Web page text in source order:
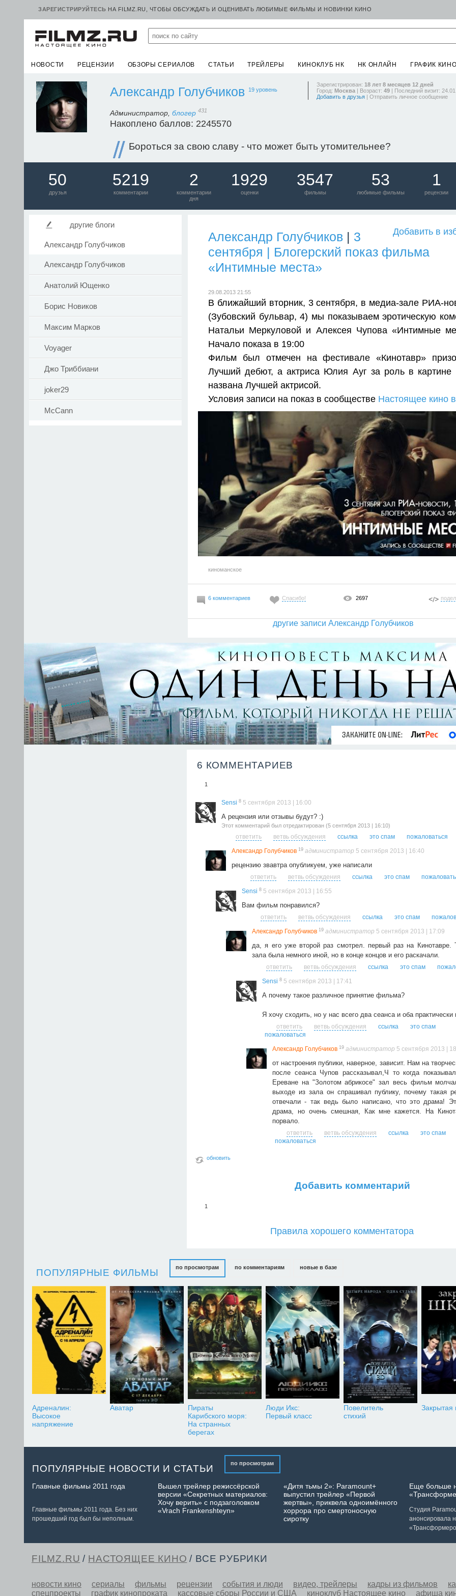
ЗАРЕГИСТРИРУЙТЕСЬ НА FILMZ.RU, ЧТОБЫ ОБСУЖДАТЬ И ОЦЕНИВАТЬ ЛЮБИМЫЕ ФИЛЬМЫ И НОВИНКИ КИНО
НОВОСТИ РЕЦЕНЗИИ ОБЗОРЫ СЕРИАЛОВ СТАТЬИ ТРЕЙЛЕРЫ КИНОКЛУБ НК НК ОНЛАЙН ГРАФИК
Александр Голубчиков 19 уровень
Администратор, блогер 431
Накоплено баллов: 2245570
Зарегистрирован: 18 лет 8 месяцев 12 дней
Город: Москва | Возраст: 49 | Последний визит:
Добавить в друзья | Отправить личное сообщение
Бороться за свою славу - что может быть утомительнее?
50
друзья
5219
комментарии
2
комментарии
дня
1929
оценки
3547
фильмы
53
любимые фильмы
1
рецензии
другие блоги
Александр Голубчиков
Александр Голубчиков
Анатолий Ющенко
Борис Новиков
Максим Марков
Voyager
Джо Триббиани
joker29
McCann
Добавить в
Александр Голубчиков | 3
сентября | Блогерский показ фильма
«Интимные места»
29.08.2013 21:55
В ближайший вторник, 3 сентября, в медиа-зале РИА-
(Зубовский бульвар, 4) мы показываем эротическую
Натальи Меркуловой и Алексея Чупова «Интимные
Начало показа в 19:00
Фильм был отмечен на фестивале «Кинотавр»
Лучший дебют, а актриса Юлия Ауг за роль в картине
названа Лучшей актрисой.
Условия записи на показ в сообществе Настоящее кино
киноманское
6 комментариев Спасибо! 2697
другие записи Александр Голубчиков
6 КОММЕНТАРИЕВ
1
Sensi 8 5 сентября 2013 | 16:00
А рецензия или отзывы будут? :)
Этот комментарий был отредактирован (5 сентября 2013 | 16:10)
ответить ветвь обсуждения ссылка это спам
пожаловаться
Александр Голубчиков 19 администратор 5 сентября 2013 | 16:40
рецензию звавтра опубликуем, уже написали
ответить ветвь обсуждения ссылка это спам
Sensi 8 5 сентября 2013 | 16:55
Вам фильм понравился?
ответить ветвь обсуждения ссылка это спам
Александр Голубчиков 19 администратор 5 сентября 2013 | 17:09
да, я его уже второй раз смотрел. первый раз на Кинотавре.
зала была немного иной, но в конце концов и его раскачали.
ответить ветвь обсуждения ссылка это спам
Sensi 8 5 сентября 2013 | 17:41
А почему такое различное принятие фильма?
Я хочу сходить, но у нас всего два сеанса и оба
ответить ветвь обсуждения ссылка
это спам
пожаловаться
Александр Голубчиков 19 администратор 5 сентября 2013 |
от настроения публики, наверное, зависит. Нам на
после сеанса Чупов рассказывал,Ч то когда
Ереване на "Золотом абрикосе" зал весь фильм
выходе из зала он спрашивал публику, почему такая
отвечали - так ведь было написано, что это драма!
драма, но очень смешная, Как мне кажется. На
порвало.
ответить ветвь обсуждения ссылка
это спам
пожаловаться
обновить
Добавить комментарий
1
Правила хорошего комментатора
ПОПУЛЯРНЫЕ ФИЛЬМЫ по просмотрам
Адреналин:
Высокое
напряжение
Аватар
Пираты
Карибского моря:
На странных
берегах
Люди Икс:
Первый класс
Повелитель
стихий
Закрытая
по комментариям новые в базе
ПОПУЛЯРНЫЕ НОВОСТИ И СТАТЬИ по просмотрам
Главные фильмы 2011 года
Главные фильмы 2011 года. Без них
прошедший год был бы неполным.
Вышел трейлер режиссёрской
версии «Секретных материалов:
Хочу верить» с подзаголовком
«Vrach Frankenshteyn»
«Дитя тьмы 2»: Paramount+
выпустил трейлер «Первой
жертвы», приквела одноимённого
хоррора про смертоносную
сиротку
Еще больше
Студия
анонсировала
FILMZ.RU / НАСТОЯЩЕЕ КИНО / ВСЕ РУБРИКИ
новости кино сериалы фильмы рецензии события и люди видео, трейлеры кадры из фильмов
спецпроекты
график кинопроката кассовые сборы России и США киноклуб Настоящее кино афиша